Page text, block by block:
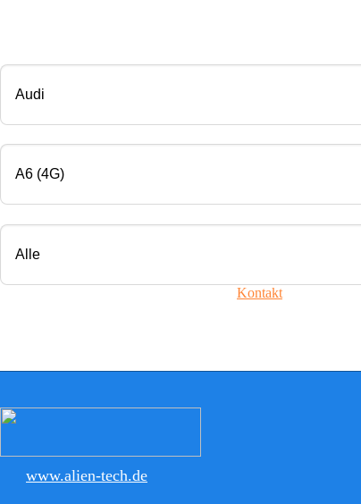
Kontakt
www.alien-tech.de